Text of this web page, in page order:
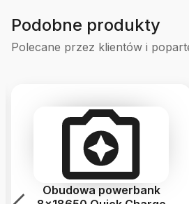
Podobne produkty
Polecane przez klientów i
Obudowa powerbank